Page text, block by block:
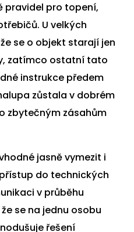
pravidel pro topení,
U velkých
se o objekt starají jen
zatímco ostatní tato
instrukce předem
zůstala v dobrém
zbytečným zásahům
jasně vymezit i
do technických
v průběhu
se na jednu osobu
řešení